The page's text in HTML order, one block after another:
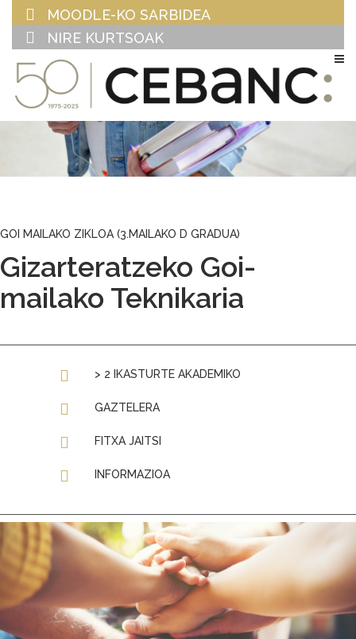
MOODLE-KO SARBIDEA
NIRE KURTSOAK
GOI MAILAKO ZIKLOA (3.MAILAKO D GRADUA)
Gizarteratzeko Goi-
mailako Teknikaria
> 2 IKASTURTE AKADEMIKO
GAZTELERA
FITXA JAITSI
INFORMAZIOA